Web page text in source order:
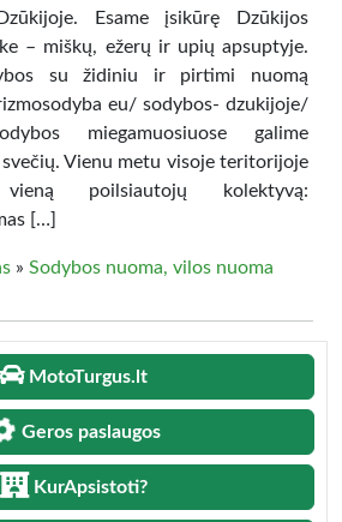
Esame įsikūrę Dzūkijos
– miškų, ežerų ir upių apsuptyje.
su židiniu ir pirtimi nuomą
eu/ sodybos- dzukijoje/
miegamuosiuose galime
Vienu metu visoje teritorijoje
poilsiautojų kolektyvą:
[…]
» Sodybos nuoma, vilos nuoma
MotoTurgus.lt
Geros paslaugos
KurApsistoti?